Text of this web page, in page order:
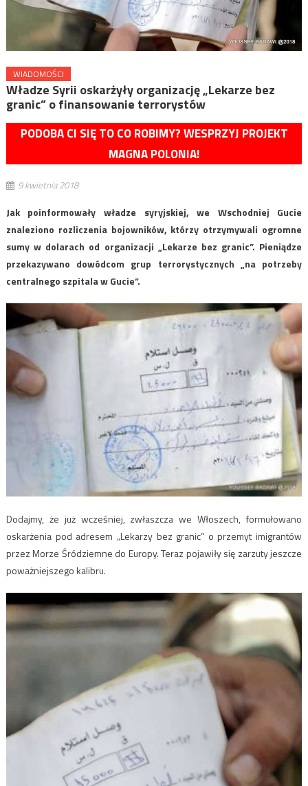
WIADOMOŚCI
Władze Syrii oskarżyły organizację „Lekarze bez
granic” o finansowanie terrorystów
PODOBA CI SIĘ TO CO ROBIMY? WESPRZYJ PROJEKT
MAGNA POLONIA!
9 kwietnia 2018
Jak poinformowały władze syryjskiej, we Wschodniej Gucie
znaleziono rozliczenia bojowników, którzy otrzymywali ogromne
sumy w dolarach od organizacji „Lekarze bez granic”. Pieniądze
przekazywano dowódcom grup terrorystycznych „na potrzeby
centralnego szpitala w Gucie”.
Dodajmy, że już wcześniej, zwłaszcza we Włoszech, formułowano
oskarżenia pod adresem „Lekarzy bez granic” o przemyt imigrantów
przez Morze Śródziemne do Europy. Teraz pojawiły się zarzuty jeszcze
poważniejszego kalibru.